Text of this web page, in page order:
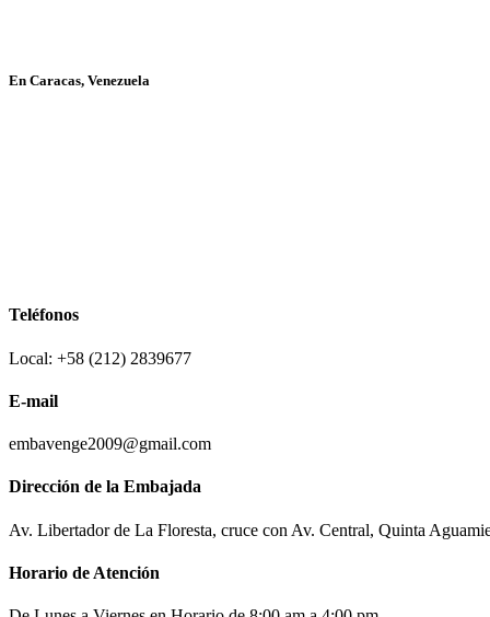
En Caracas, Venezuela
Teléfonos
Local: +58 (212) 2839677
E-mail
embavenge2009@gmail.com
Dirección de la Embajada
Av. Libertador de La Floresta, cruce con Av. Central, Quinta
Horario de Atención